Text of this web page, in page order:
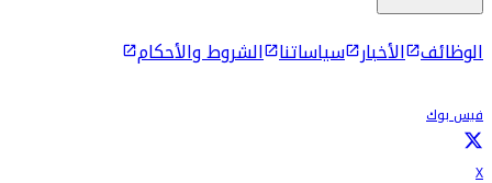
الوظائف الأخبار سياساتنا الشروط والأحكام
فيس بوك
X